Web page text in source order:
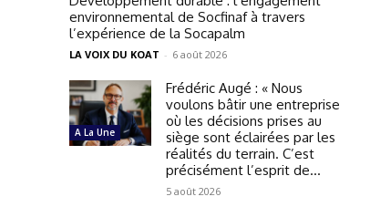
environnemental de Socfinaf à travers
l’expérience de la Socapalm
LA VOIX DU KOAT - 6 août 2026
A La Une
Frédéric Augé : « Nous
voulons bâtir une entreprise
où les décisions prises au
siège sont éclairées par les
réalités du terrain. C’est
précisément l’esprit de...
5 août 2026